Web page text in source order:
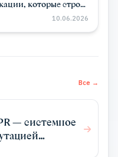
которые строят
репутацию бизнеса
10.06.2026
Все →
— системное
дохода